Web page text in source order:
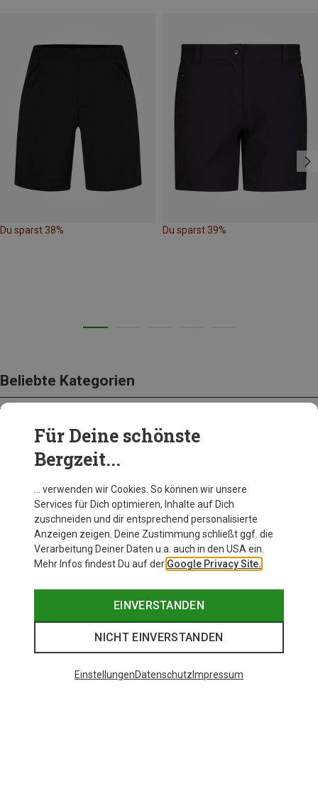
Du sparst 38% Du sparst 39%
Beliebte Kategorien
BEKLEIDUNG
Für Deine schönste
Bergzeit...
… verwenden wir Cookies. So können wir unsere
Services für Dich optimieren, Inhalte auf Dich
zuschneiden und dir entsprechend personalisierte
Anzeigen zeigen. Deine Zustimmung schließt ggf. die
Verarbeitung Deiner Daten u.a. auch in den USA ein.
Mehr Infos findest Du auf der Google Privacy Site.
EINVERSTANDEN
NICHT EINVERSTANDEN
EinstellungenDatenschutz Impressum